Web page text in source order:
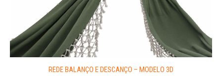
REDE BALANÇO E DESCANÇO – MODELO 3D